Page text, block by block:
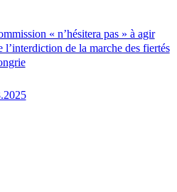
« n’hésitera pas » à agir
l’interdiction de la marche des fiertés